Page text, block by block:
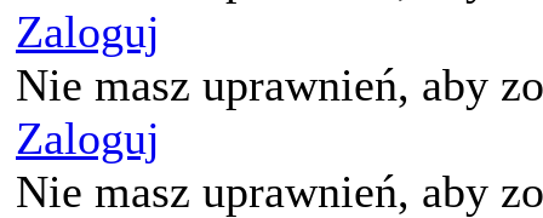
Zaloguj
Nie masz uprawnień, aby
Zaloguj
Nie masz uprawnień, aby